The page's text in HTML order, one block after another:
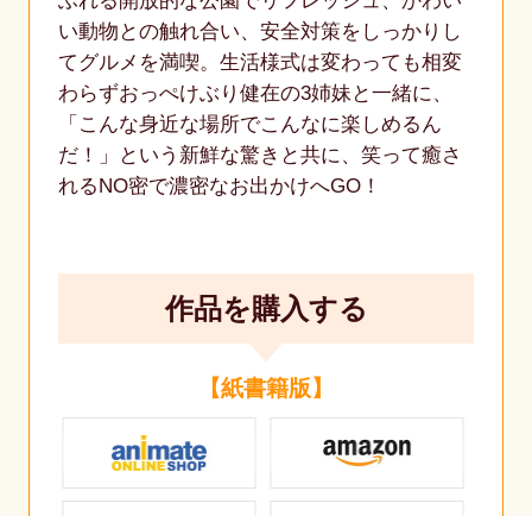
い動物との触れ合い、安全対策をしっかりし
てグルメを満喫。生活様式は変わっても相変
わらずおっぺけぶり健在の3姉妹と一緒に、
「こんな身近な場所でこんなに楽しめるん
だ！」という新鮮な驚きと共に、笑って癒さ
れるNO密で濃密なお出かけへGO！
作品を購入する
【紙書籍版】